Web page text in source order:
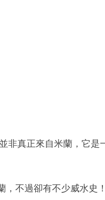
非真正來自米蘭，它
，不過卻有不少威水史